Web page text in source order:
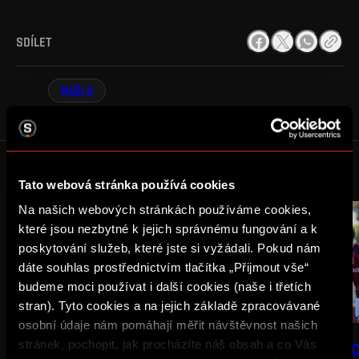
Tato webová stránka používá cookies
Na našich webových stránkách používáme cookies,
které jsou nezbytné k jejich správnému fungování a k
poskytování služeb, které jste si vyžádali. Pokud nám
dáte souhlas prostřednictvím tlačítka „Přijmout vše“
budeme moci používat i další cookies (naše i třetích
stran). Tyto cookies a na jejich základě zpracovávané
osobní údaje nám pomáhají měřit návštěvnost našich
stránek, pochopit, jak procházíte náš obsah a co Vás
SDÍLET
MUŽI A
Reklama
NEWS MUŽI A
PORÁŽKA V MLADÉ BOLESLAVI
NEWS MUŽI B
REMÍZA V